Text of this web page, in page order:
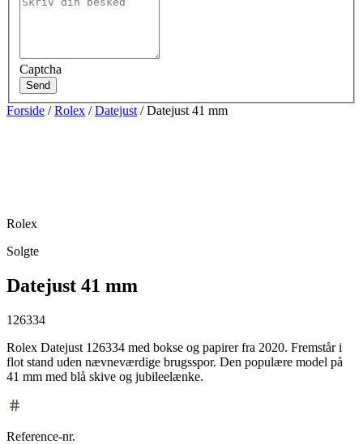
Captcha
Send
Forside /Rolex /Datejust / Datejust 41 mm
Rolex
Solgte
Datejust 41 mm
126334
Rolex Datejust 126334 med bokse og papirer fra 2020. Fremstår i
flot stand uden nævneværdige brugsspor. Den populære model på
41 mm med blå skive og jubileelænke.
Reference-nr.